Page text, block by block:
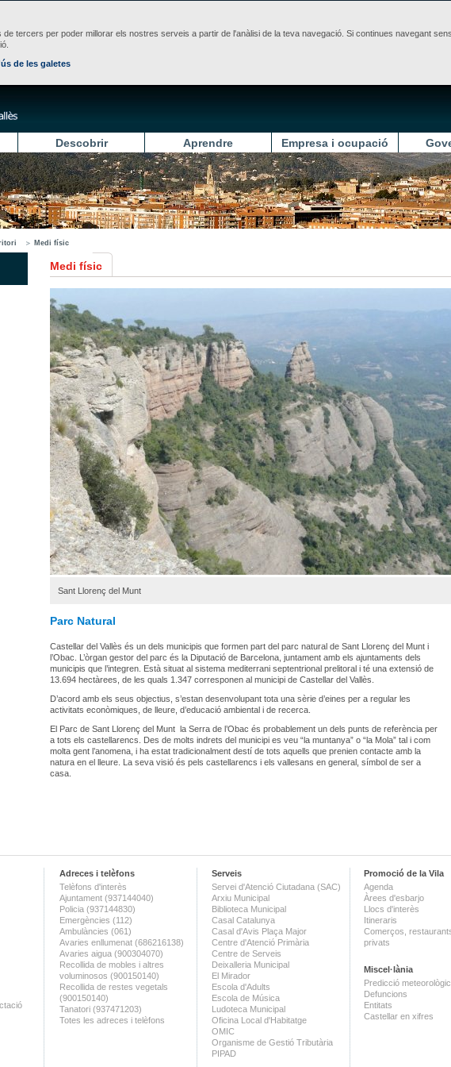
de tercers per poder millorar els nostres serveis a partir de l'anàlisi de la teva navegació. Si continues navegant
de les galetes
Descobrir Aprendre Empresa i ocupació
Medi físic
Medi físic
Sant Llorenç del Munt
Parc Natural
Castellar del Vallès és un dels municipis que formen part del parc natural de Sant Llorenç del Munt i
l’Obac. L’òrgan gestor del parc és la Diputació de Barcelona, juntament amb els ajuntaments dels
municipis que l’integren. Està situat al sistema mediterrani septentrional prelitoral i té una extensió de
13.694 hectàrees, de les quals 1.347 corresponen al municipi de Castellar del Vallès.
D’acord amb els seus objectius, s’estan desenvolupant tota una sèrie d’eines per a regular les
activitats econòmiques, de lleure, d’educació ambiental i de recerca.
El Parc de Sant Llorenç del Munt la Serra de l’Obac és probablement un dels punts de referència per
a tots els castellarencs. Des de molts indrets del municipi es veu “la muntanya” o “la Mola” tal i com
molta gent l’anomena, i ha estat tradicionalment destí de tots aquells que prenien contacte amb la
natura en el lleure. La seva visió és pels castellarencs i els vallesans en general, símbol de ser a
casa.
Adreces i telèfons
Telèfons d'interès
Ajuntament (937144040)
Policia (937144830)
Emergències (112)
Ambulàncies (061)
Avaries enllumenat (686216138)
Avaries aigua (900304070)
Recollida de mobles i altres
voluminosos (900150140)
Recollida de restes vegetals
(900150140)
Tanatori (937471203)
Totes les adreces i telèfons
Serveis
Servei d'Atenció Ciutadana (SAC)
Arxiu Municipal
Biblioteca Municipal
Casal Catalunya
Casal d'Avis Plaça Major
Centre d'Atenció Primària
Centre de Serveis
Deixalleria Municipal
El Mirador
Escola d'Adults
Escola de Música
Ludoteca Municipal
Oficina Local d'Habitatge
OMIC
Organisme de Gestió Tributària
PIPAD
Promoció de la Vila
Agenda
Àrees d'esbarjo
Llocs d'interès
Itineraris
Comerços,
privats
Miscel·lània
Predicció
Defuncions
Entitats
Castellar en xifres